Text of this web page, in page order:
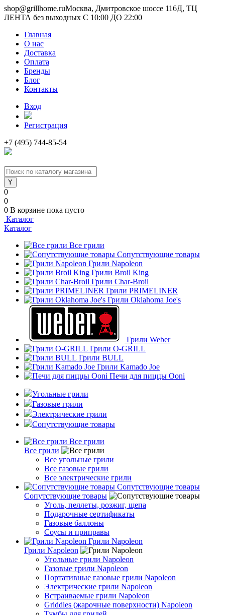
shop@grillhome.ruМосква, Дмитровское шоссе 116Д, ТЦ
ЛЕНТА без выходных С 10:00 ДО 22:00
Главная
О нас
Доставка
Оплата
Бренды
Блог
Контакты
Вход
Регистрация
+7 (495) 744-85-54
0
0
0 В корзине пока пусто
Каталог
Каталог
Все грили
Сопутствующие товары
Грили Napoleon
Грили Broil King
Грили Char-Broil
Грили PRIMELINER
Грили Oklahoma Joe's
Грили Weber
Грили O-GRILL
Грили BULL
Грили Kamado Joe
Печи для пиццы Ooni
Угольные грили
Газовые грили
Электрические грили
Сопутствующие товары
Все грили
Все грили
Все угольные грили
Все газовые грили
Все электрические грили
Сопутствующие товары
Сопутствующие товары
Уголь, пеллеты, розжиг, щепа
Подарочные сертификаты
Газовые баллоны
Соусы и приправы
Грили Napoleon
Грили Napoleon
Угольные грили Napoleon
Газовые грили Napoleon
Портативные газовые грили Napoleon
Электрические грили Napoleon
Встраиваемые грили Napoleon
Griddles (жарочные поверхности) Napoleon